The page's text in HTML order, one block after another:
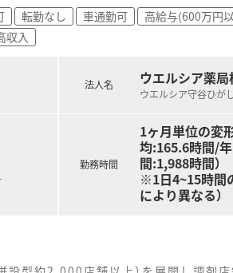
転勤なし 車通勤可 高給与(600万円
収入
法人名 ウエルシア薬
ウエルシア守谷ひが
勤務時間
1ヶ月単位の変
均:165.6時間/
間:1,988時間）
※1日4~15時間
により異なる）